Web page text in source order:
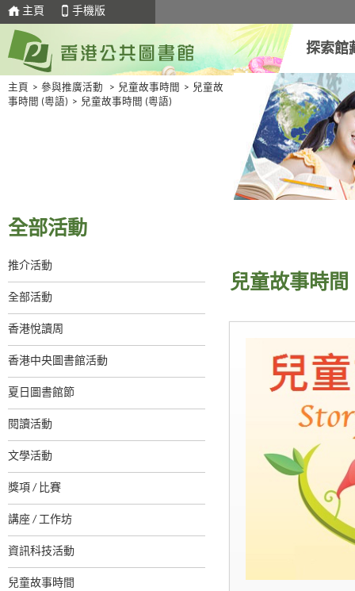
主頁 手機版
探索館
主頁 > 參與推廣活動 > 兒童故事時間 > 兒童故
事時間 (粵語) > 兒童故事時間 (粵語)
全部活動
推介活動
全部活動
香港悅讀周
香港中央圖書館活動
夏日圖書館節
閱讀活動
文學活動
獎項 / 比賽
講座 / 工作坊
資訊科技活動
兒童故事時間
兒童故事時間